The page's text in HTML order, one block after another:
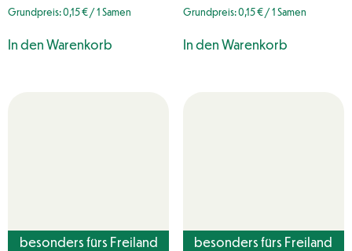
Grundpreis:0,15€/ 1 Samen
In den Warenkorb
Grundpreis:0,15€/ 1 Samen
In den Warenkorb
besonders fürs Freiland besonders fürs Freiland